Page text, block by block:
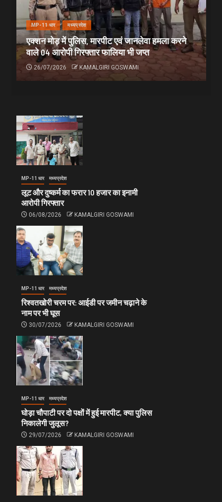
MP-11 धार मध्यप्रदेश
एक्शन मोड़ में पुलिस, मारपीट एवं जानलेवा हमला करने
वाले 04 आरोपी गिरफ्तार फालिया भी जप्त
26/07/2026 KAMALGIRI GOSWAMI
MP-11 धार मध्यप्रदेश
लूट और दुष्कर्म का फरार 10 हजार का इनामी
आरोपी गिरफ्तार
06/08/2026 KAMALGIRI GOSWAMI
MP-11 धार मध्यप्रदेश
रिश्वतखोरी चरम पर: आईडी पर जमीन चढ़ाने के
नाम पर भी घूस
30/07/2026 KAMALGIRI GOSWAMI
MP-11 धार मध्यप्रदेश
घोड़ा चौपाटी पर दो पक्षों में हुई मारपीट, क्या पुलिस
निकालेगी जुलूस?
29/07/2026 KAMALGIRI GOSWAMI